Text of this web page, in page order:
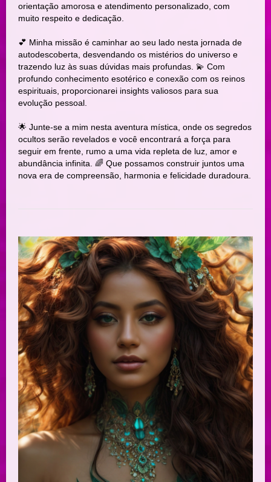
orientação amorosa e atendimento personalizado, com
muito respeito e dedicação.
💕 Minha missão é caminhar ao seu lado nesta jornada de
autodescoberta, desvendando os mistérios do universo e
trazendo luz às suas dúvidas mais profundas. 💫 Com
profundo conhecimento esotérico e conexão com os reinos
espirituais, proporcionarei insights valiosos para sua
evolução pessoal.
🌟 Junte-se a mim nesta aventura mística, onde os segredos
ocultos serão revelados e você encontrará a força para
seguir em frente, rumo a uma vida repleta de luz, amor e
abundância infinita. 🌈 Que possamos construir juntos uma
nova era de compreensão, harmonia e felicidade duradoura.